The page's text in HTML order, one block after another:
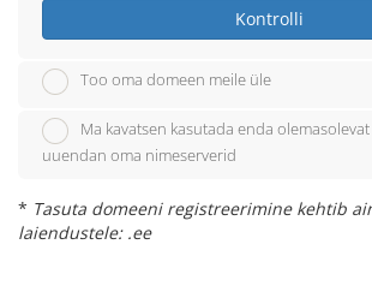
Kontrolli
Too oma domeen meile üle
Ma kavatsen kasutada enda
uuendan oma nimeserverid
* Tasuta domeeni registreerimine kehtib
laiendustele: .ee